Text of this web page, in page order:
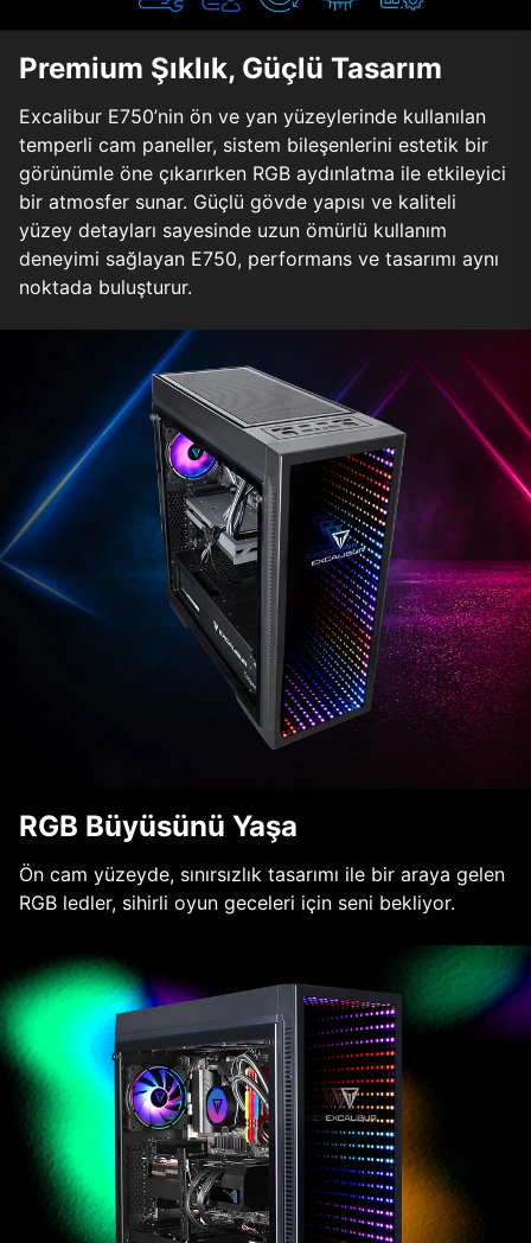
Premium Şıklık, Güçlü Tasarım
Excalibur E750’nin ön ve yan yüzeylerinde kullanılan
temperli cam paneller, sistem bileşenlerini estetik bir
görünümle öne çıkarırken RGB aydınlatma ile etkileyici
bir atmosfer sunar. Güçlü gövde yapısı ve kaliteli
yüzey detayları sayesinde uzun ömürlü kullanım
deneyimi sağlayan E750, performans ve tasarımı aynı
noktada buluşturur.
RGB Büyüsünü Yaşa
Ön cam yüzeyde, sınırsızlık tasarımı ile bir araya gelen
RGB ledler, sihirli oyun geceleri için seni bekliyor.